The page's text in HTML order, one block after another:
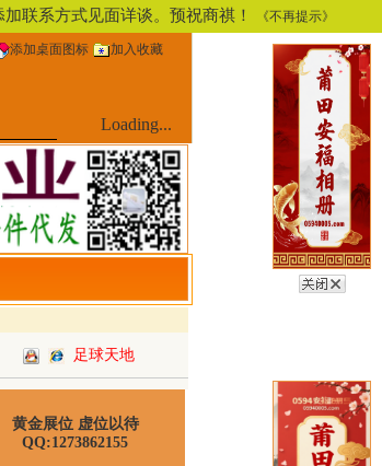
联系方式见面详谈。预祝商祺！ 《不再提示》
添加桌面图标 加入收藏
Loading...
足球天地
黄金展位 虚位以待
QQ:1273862155